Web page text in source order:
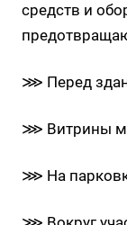
средств и
⋙ Перед
⋙ Витрины
⋙ На